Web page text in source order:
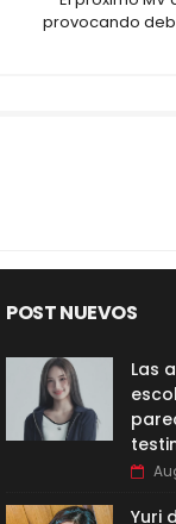
provocando
POST NUEVOS
Las
Yuri